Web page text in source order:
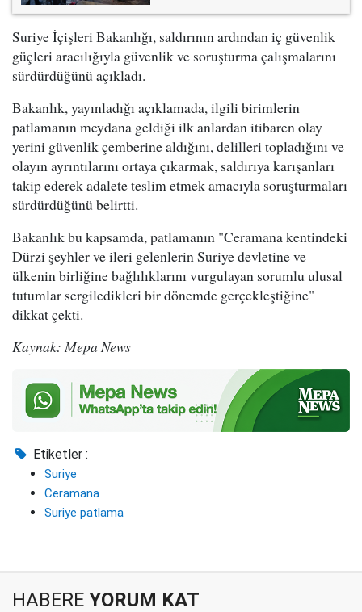
Suriye İçişleri Bakanlığı, saldırının ardından iç güvenlik
güçleri aracılığıyla güvenlik ve soruşturma çalışmalarını
sürdürdüğünü açıkladı.
Bakanlık, yayınladığı açıklamada, ilgili birimlerin
patlamanın meydana geldiği ilk anlardan itibaren olay
yerini güvenlik çemberine aldığını, delilleri topladığını ve
olayın ayrıntılarını ortaya çıkarmak, saldırıya karışanları
takip ederek adalete teslim etmek amacıyla soruşturmaları
sürdürdüğünü belirtti.
Bakanlık bu kapsamda, patlamanın "Ceramana kentindeki
Dürzi şeyhler ve ileri gelenlerin Suriye devletine ve
ülkenin birliğine bağlılıklarını vurgulayan sorumlu ulusal
tutumlar sergiledikleri bir dönemde gerçekleştiğine"
dikkat çekti.
Kaynak: Mepa News
Etiketler :
Suriye
Ceramana
Suriye patlama
HABERE YORUM KAT